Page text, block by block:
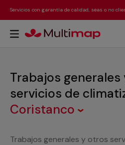
Servicios con garantía de calidad, seas o no
Trabajos
servicios de
Coristanco
Trabajos generales y otros